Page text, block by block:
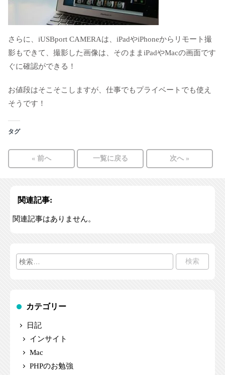
さらに、iUSBport CAMERAは、iPadやiPhoneからリモート撮
影もできて、撮影した画像は、そのままiPadやMacの画面です
ぐに確認ができる！
お値段はそこそこしますが、仕事でもプライベートでも使え
そうです！
タグ
« 前へ 一覧に戻る 次へ »
関連記事:
関連記事はありません。
検
カテゴリー
日記
インサイト
Mac
PHPのお勉強